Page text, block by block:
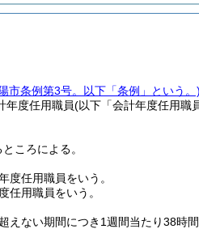
市条例第3号。以下「条例」という。)
年度任用職員(以下「会計年度任用職
ころによる。
任用職員をいう。
用職員をいう。
ない期間につき1週間当たり38時間